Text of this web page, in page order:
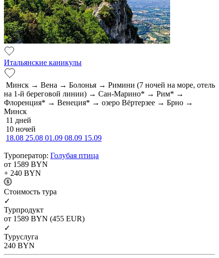
Итальянские каникулы
Минск → Вена → Болонья → Римини (7 ночей на море, отель
на 1-й береговой линии) → Сан-Марино* → Рим* →
Флоренция* → Венеция* → озеро Вёртерзее → Брно →
Минск
11 дней
10 ночей
18.08 25.08 01.09 08.09 15.09
Туроператор: Голубая птица
от 1589 BYN
+ 240 BYN
Cтоимость тура
✓
Турпродукт
от 1589 BYN (455 EUR)
✓
Туруслуга
240 BYN